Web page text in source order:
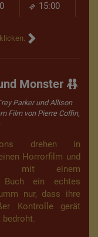
15:00
Monster
Parker und Allison
Film von Pierre Coffin,
drehen in
Horrorfilm und
mit einem
Buch ein echtes
nur, dass ihre
Kontrolle gerät
bedroht.